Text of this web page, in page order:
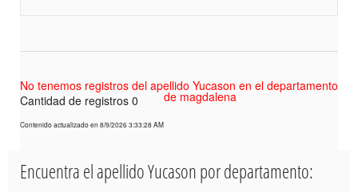
No tenemos registros del apellido Yucason en el departamento
de magdalena
Cantidad de registros 0
Contenido actualizado en 8/9/2026 3:33:28 AM
Encuentra el apellido Yucason por departamento: